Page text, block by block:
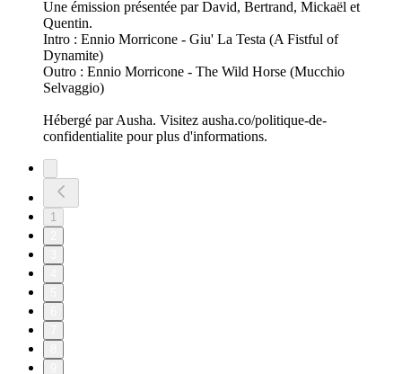
Une émission présentée par David, Bertrand, Mickaël et
Quentin.
Intro : Ennio Morricone - Giu' La Testa (A Fistful of
Dynamite)
Outro : Ennio Morricone - The Wild Horse (Mucchio
Selvaggio)
Hébergé par Ausha. Visitez ausha.co/politique-de-
confidentialite pour plus d'informations.
1